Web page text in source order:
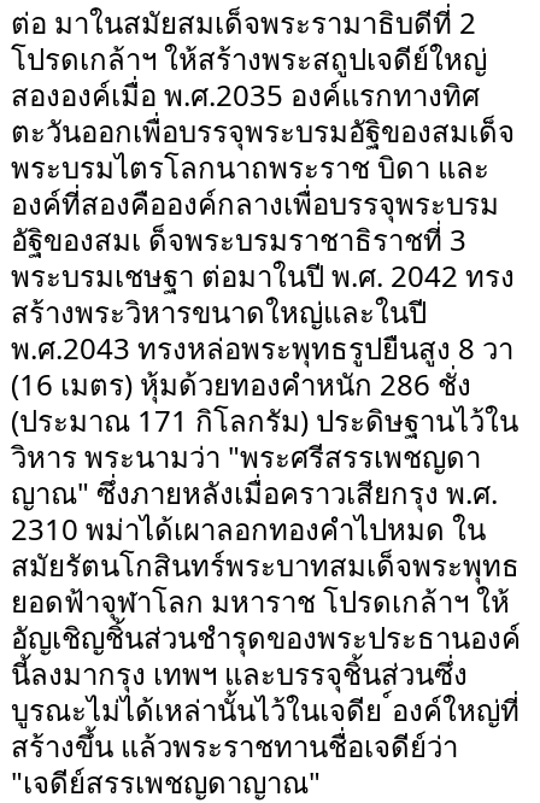
ต่อ มาในสมัยสมเด็จพระรามาธิบดีที่ 2
โปรดเกล้าฯ ให้สร้างพระสถูปเจดีย์ใหญ่
สององค์เมื่อ พ.ศ.2035 องค์แรกทางทิศ
ตะวันออกเพื่อบรรจุพระบรมอัฐิของสมเด็จ
พระบรมไตรโลกนาถพระราช บิดา และ
องค์ที่สองคือองค์กลางเพื่อบรรจุพระบรม
อัฐิของสมเ ด็จพระบรมราชาธิราชที่ 3
พระบรมเชษฐา ต่อมาในปี พ.ศ. 2042 ทรง
สร้างพระวิหารขนาดใหญ่และในปี
พ.ศ.2043 ทรงหล่อพระพุทธรูปยืนสูง 8 วา
(16 เมตร) หุ้มด้วยทองคำหนัก 286 ชั่ง
(ประมาณ 171 กิโลกรัม) ประดิษฐานไว้ใน
วิหาร พระนามว่า "พระศรีสรรเพชญดา
ญาณ" ซึ่งภายหลังเมื่อคราวเสียกรุง พ.ศ.
2310 พม่าได้เผาลอกทองคำไปหมด ใน
สมัยรัตนโกสินทร์พระบาทสมเด็จพระพุทธ
ยอดฟ้าจุฬาโลก มหาราช โปรดเกล้าฯ ให้
อัญเชิญชิ้นส่วนชำรุดของพระประธานองค์
นี้ลงมากรุง เทพฯ และบรรจุชิ้นส่วนซึ่ง
บูรณะไม่ได้เหล่านั้นไว้ในเจดีย ์องค์ใหญ่ที่
สร้างขึ้น แล้วพระราชทานชื่อเจดีย์ว่า
"เจดีย์สรรเพชญดาญาณ"